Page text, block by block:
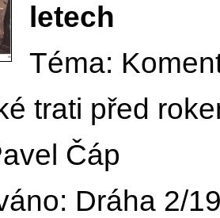
letech
Téma:
trati před
Čáp
Dráha 2/